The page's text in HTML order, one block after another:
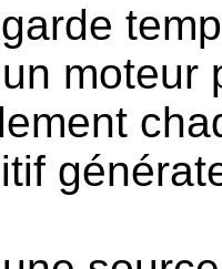
moteur